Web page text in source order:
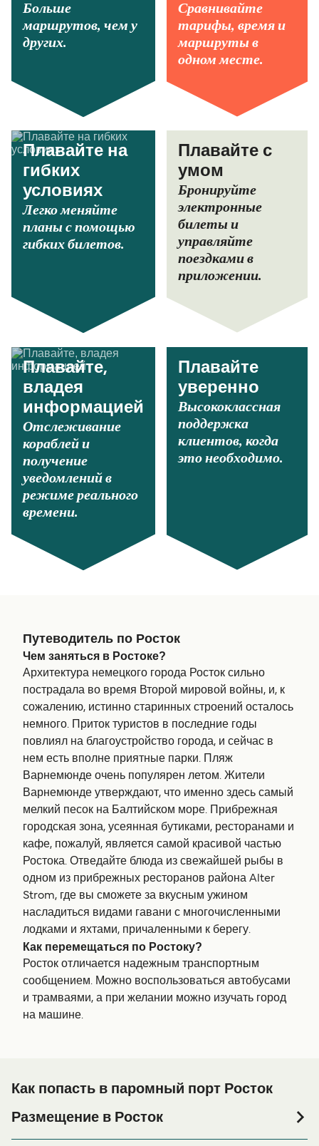
Больше
маршрутов, чем у
других.
Сравнивайте
тарифы, время и
маршруты в
одном месте.
Плавайте на
гибких
условиях
Легко меняйте
планы с помощью
гибких билетов.
Плавайте с
умом
Бронируйте
электронные
билеты и
управляйте
поездками в
приложении.
Плавайте,
владея
информацией
Отслеживание
кораблей и
получение
уведомлений в
режиме реального
времени.
Плавайте
уверенно
Высококлассная
поддержка
клиентов, когда
это необходимо.
Путеводитель по Росток
Чем заняться в Ростоке?
Архитектура немецкого города Росток сильно
пострадала во время Второй мировой войны, и, к
сожалению, истинно старинных строений осталось
немного. Приток туристов в последние годы
повлиял на благоустройство города, и сейчас в
нем есть вполне приятные парки. Пляж
Варнемюнде очень популярен летом. Жители
Варнемюнде утверждают, что именно здесь самый
мелкий песок на Балтийском море. Прибрежная
городская зона, усеянная бутиками, ресторанами и
кафе, пожалуй, является самой красивой частью
Ростока. Отведайте блюда из свежайшей рыбы в
одном из прибрежных ресторанов района Alter
Strom, где вы сможете за вкусным ужином
насладиться видами гавани с многочисленными
лодками и яхтами, причаленными к берегу.
Как перемещаться по Ростоку?
Росток отличается надежным транспортным
сообщением. Можно воспользоваться автобусами
и трамваями, а при желании можно изучать город
на машине.
Как попасть в паромный порт Росток
Размещение в Росток